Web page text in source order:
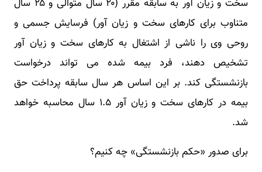
سخت و زیان آور به سابقه مقرر (۲۰ سال متوالی و ۲۵ سال
متناوب برای کارهای سخت و زیان آور) فرسایش جسمی و
روحی وی را ناشی از اشتغال به کارهای سخت و زیان آور
تشخیص دهند، فرد بیمه شده می تواند درخواست
بازنشستگی کند. بر این اساس هر سال سابقه پرداخت حق
بیمه در کارهای سخت و زیان آور ۱.۵ سال محاسبه خواهد
شد.
برای صدور «حکم بازنشستگی» چه کنیم؟